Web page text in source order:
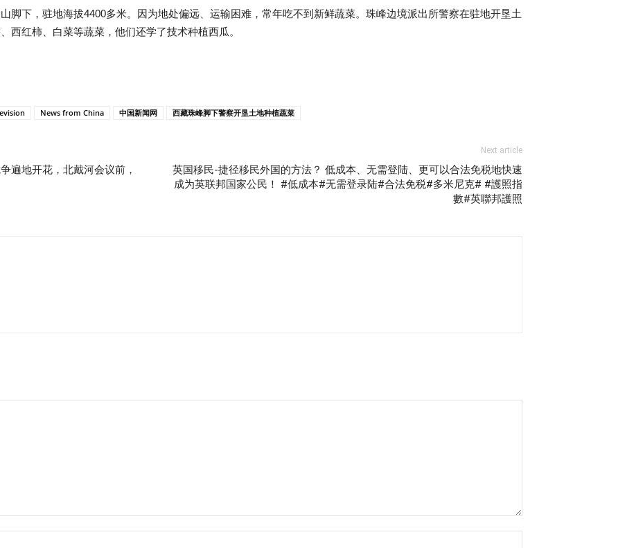
脚下，驻地海拔4400多米。因为地处偏远、运输困难，常年吃不到新鲜蔬菜。珠峰边境派出所警察在驻地开垦土
西红柿、白菜等蔬菜，他们还学了技术种植西瓜。
News from China 中国新闻网 西藏珠峰脚下警察开垦土地种植蔬菜
遍地开花，北戴河会议前，
Next article
英国移民-捷径移民外国的方法？ 低成本、无需登陆、更可以合法免税地快速
成为英联邦国家公民！ #低成本#无需登录陆#合法免税#多米尼克# #護照指
數#英聯邦護照